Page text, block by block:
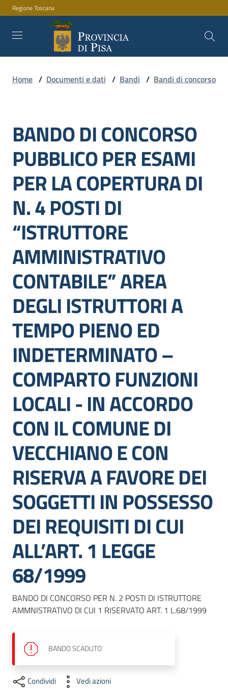
Vai al contenuto
Vai alla navigazione
Vai al footer
Regione Toscana
Amministrazione
Servizi
Novità
Documenti
e
dati
Argomenti
Seguici
su
Home / Documenti e dati / Bandi / Bandi di concorso
Salta al contenuto
BANDO DI CONCORSO
PUBBLICO PER ESAMI
PER LA COPERTURA DI
N. 4 POSTI DI
“ISTRUTTORE
AMMINISTRATIVO
CONTABILE” AREA
DEGLI ISTRUTTORI A
TEMPO PIENO ED
INDETERMINATO –
COMPARTO FUNZIONI
LOCALI - IN ACCORDO
CON IL COMUNE DI
VECCHIANO E CON
RISERVA A FAVORE DEI
SOGGETTI IN POSSESSO
DEI REQUISITI DI CUI
ALL’ART. 1 LEGGE
68/1999
BANDO DI CONCORSO PER N. 2 POSTI DI ISTRUTTORE
AMMNISTRATIVO DI CUI 1 RISERVATO ART. 1 L.68/1999
BANDOSCADUTO
Condividi Vedi azioni